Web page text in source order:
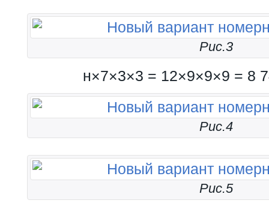
Рис.3
н×7×3×3 = 12×9×9×9 = 8
Рис.4
Рис.5